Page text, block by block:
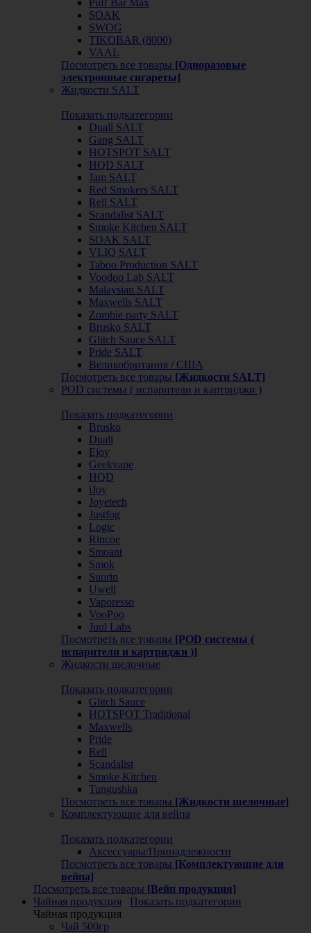
SOAK
SWOG
TIKOBAR (8000)
VAAL
Посмотреть все товары [Одноразовые
электронные сигареты]
Жидкости SALT
Показать подкатегории
Duall SALT
Gang SALT
HOTSPOT SALT
HQD SALT
Jam SALT
Red Smokers SALT
Rell SALT
Scandalist SALT
Smoke Kitchen SALT
SOAK SALT
VLIQ SALT
Taboo Production SALT
Voodoo Lab SALT
Malaysian SALT
Maxwells SALT
Zombie party SALT
Brusko SALT
Glitch Sauce SALT
Pride SALT
Великобритания / США
Посмотреть все товары [Жидкости SALT]
POD системы ( испарители и картриджи )
Показать подкатегории
Brusko
Duall
Ejoy
Geekvape
HQD
iJoy
Joyetech
Justfog
Logic
Rincoe
Smoant
Smok
Suorin
Uwell
Vaporesso
VooPoo
Juul Labs
Посмотреть все товары [POD системы (
испарители и картриджи )]
Жидкости щелочные
Показать подкатегории
Glitch Sauce
HOTSPOT Traditional
Maxwells
Pride
Rell
Scandalist
Smoke Kitchen
Tungushka
Посмотреть все товары [Жидкости щелочные]
Комплектующие для вейпа
Показать подкатегории
Аксессуары/Принадлежности
Посмотреть все товары [Комплектующие для
вейпа]
Посмотреть все товары [Вейп продукция]
Чайная продукция
Показать подкатегории
Чайная продукция
Чай 500гр